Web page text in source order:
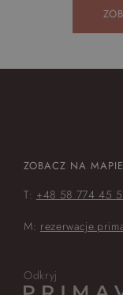
ZOBACZ NA MAPIE
T: +48 58 774 45
M:
Odkryj